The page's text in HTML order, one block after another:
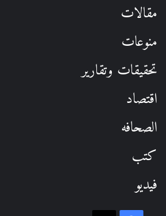
مقالات
منوعات
تحقيقات وتقارير
اقتصاد
الصحافه
كتب
فيديو